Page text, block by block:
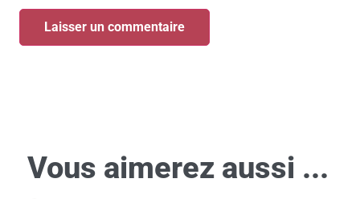
Vous aimerez aussi ...